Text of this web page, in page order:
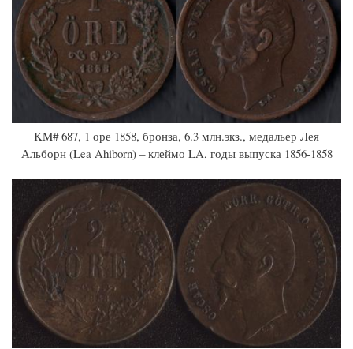
KM# 687, 1 оре 1858, бронза, 6.3 млн.экз., медальер Лея
Альборн (Lea Ahiborn) – клеймо LA, годы выпуска 1856-1858